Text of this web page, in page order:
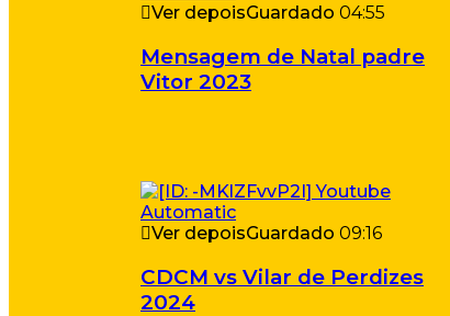
Ver depoisGuardado 04:55
Mensagem de Natal padre
Vitor 2023
Ver depoisGuardado 09:16
CDCM vs Vilar de Perdizes
2024